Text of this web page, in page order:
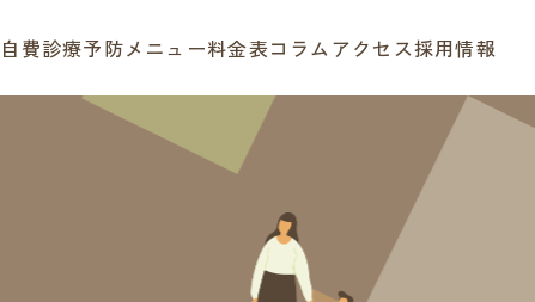
自費診療予防メニュー料金表コラム アクセス採用情報